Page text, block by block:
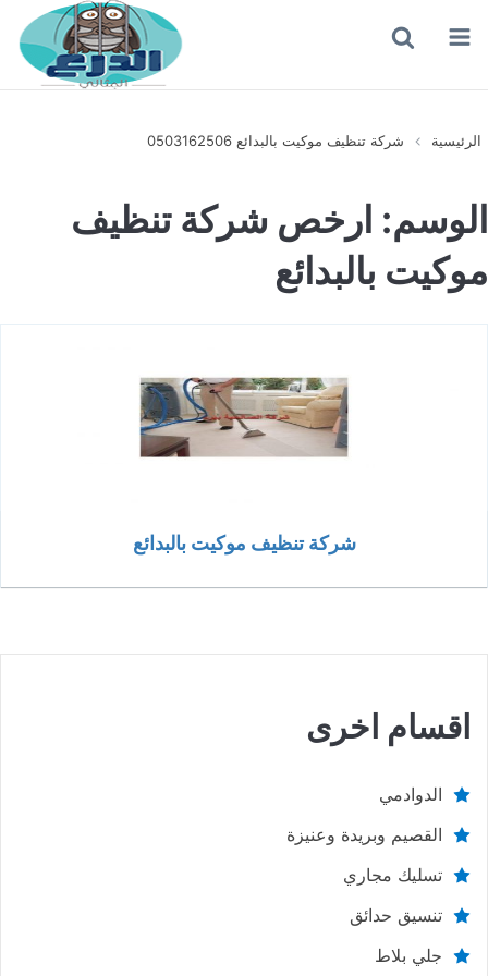
القائمة
الرئيسية شركة تنظيف موكيت بالبدائع 0503162506
الوسم: ارخص شركة تنظيف
موكيت بالبدائع
شركة تنظيف موكيت بالبدائع
اقسام اخرى
الدوادمي
القصيم وبريدة وعنيزة
تسليك مجاري
تنسيق حدائق
جلي بلاط